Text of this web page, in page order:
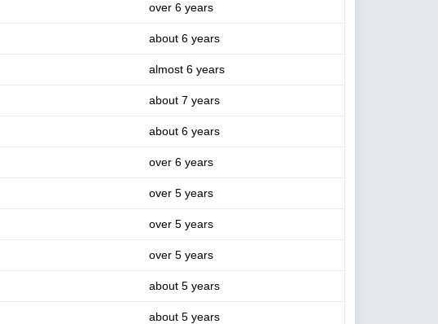
over 6 years
about 6 years
almost 6 years
about 7 years
about 6 years
over 6 years
over 5 years
over 5 years
over 5 years
about 5 years
about 5 years